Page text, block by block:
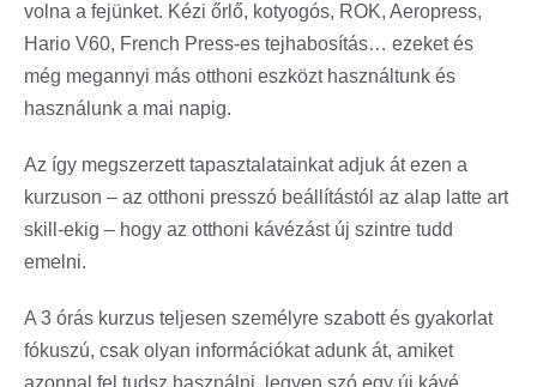
volna a fejünket. Kézi őrlő, kotyogós, ROK, Aeropress,
Hario V60, French Press-es tejhabosítás… ezeket és
még megannyi más otthoni eszközt használtunk és
használunk a mai napig.
Az így megszerzett tapasztalatainkat adjuk át ezen a
kurzuson – az otthoni presszó beállítástól az alap latte art
skill-ekig – hogy az otthoni kávézást új szintre tudd
emelni.
A 3 órás kurzus teljesen személyre szabott és gyakorlat
fókuszú, csak olyan információkat adunk át, amiket